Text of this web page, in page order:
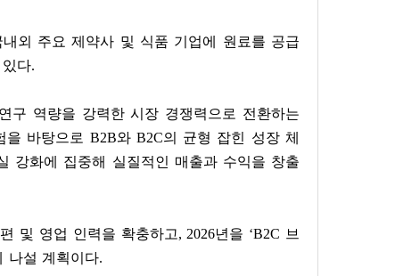
외 주요 제약사 및 식품 기업에 원료를 공급
다.
구 역량을 강력한 시장 경쟁력으로 전환하는
을 바탕으로 B2B와 B2C의 균형 잡힌 성장 체
강화에 집중해 실질적인 매출과 수익을 창출
및 영업 인력을 확충하고, 2026년을 ‘B2C 브
나설 계획이다.